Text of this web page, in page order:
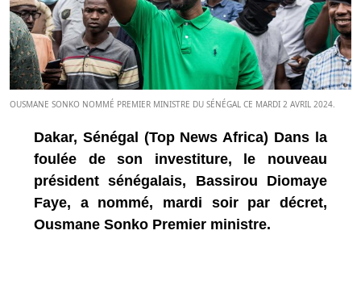
OUSMANE SONKO NOMMÉ PREMIER MINISTRE DU SÉNÉGAL CE MARDI 2 AVRIL 2024.
Dakar, Sénégal (Top News Africa) Dans la
foulée de son investiture, le nouveau
président sénégalais, Bassirou Diomaye
Faye, a nommé, mardi soir par décret,
Ousmane Sonko Premier ministre.